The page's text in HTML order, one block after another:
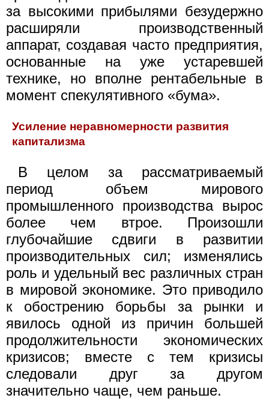
за высокими прибылями безудержно
расширяли производственный
аппарат, создавая часто предприятия,
основанные на уже устаревшей
технике, но вполне рентабельные в
момент спекулятивного «бума».
Усиление неравномерности развития
капитализма
В целом за рассматриваемый
период объем мирового
промышленного производства вырос
более чем втрое. Произошли
глубочайшие сдвиги в развитии
производительных сил; изменялись
роль и удельный вес различных стран
в мировой экономике. Это приводило
к обострению борьбы за рынки и
явилось одной из причин большей
продолжительности экономических
кризисов; вместе с тем кризисы
следовали друг за другом
значительно чаще, чем раньше.